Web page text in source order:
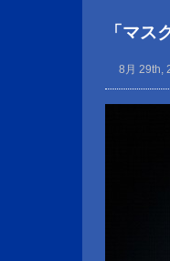
「マス
8月 29th,